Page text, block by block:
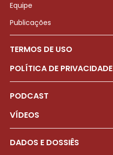
Equipe
Publicações
TERMOS DE USO
POLÍTICA DE PRIVACIDADE
PODCAST
VÍDEOS
DADOS E DOSSIÊS